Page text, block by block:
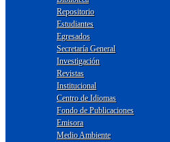
Repositorio
Estudiantes
Egresados
Secretaría General
Investigación
Revistas
Institucional
Centro de Idiomas
Fondo de Publicaciones
Emisora
Medio Ambiente